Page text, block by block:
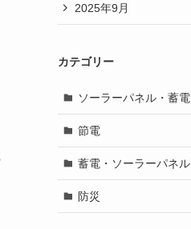
2025年9月
カテゴリー
ソーラーパネル・蓄電
節電
蓄電・ソーラーパネル
防災